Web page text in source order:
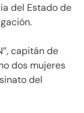
del Estado de
capitán de
dos mujeres
del